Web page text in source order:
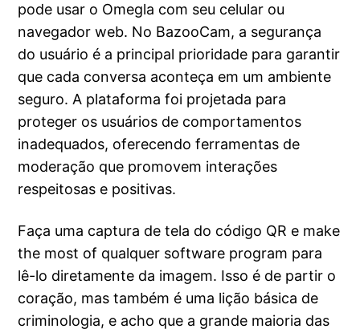
pode usar o Omegla com seu celular ou
navegador web. No BazooCam, a segurança
do usuário é a principal prioridade para garantir
que cada conversa aconteça em um ambiente
seguro. A plataforma foi projetada para
proteger os usuários de comportamentos
inadequados, oferecendo ferramentas de
moderação que promovem interações
respeitosas e positivas.
Faça uma captura de tela do código QR e make
the most of qualquer software program para
lê-lo diretamente da imagem. Isso é de partir o
coração, mas também é uma lição básica de
criminologia, e acho que a grande maioria das